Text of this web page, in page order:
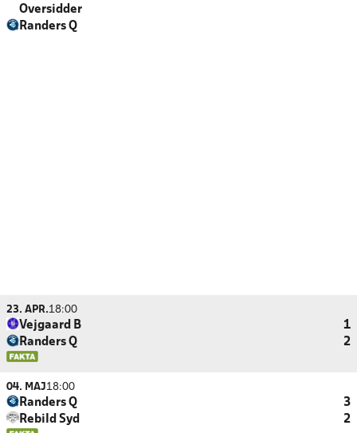
Oversidder
Randers Q
23. APR.18:00
Vejgaard B
1
Randers Q
2
04. MAJ18:00
Randers Q
3
Rebild Syd
2